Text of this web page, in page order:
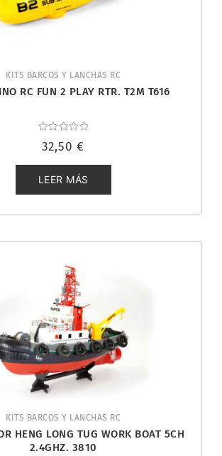
KITS BARCOS Y LANCHAS RC
RC FUN 2 PLAY RTR. T2M T616
con
de
5
32,50 €
LEER MÁS
KITS BARCOS Y LANCHAS RC
HENG LONG TUG WORK BOAT 5CH
2.4GHZ. 3810